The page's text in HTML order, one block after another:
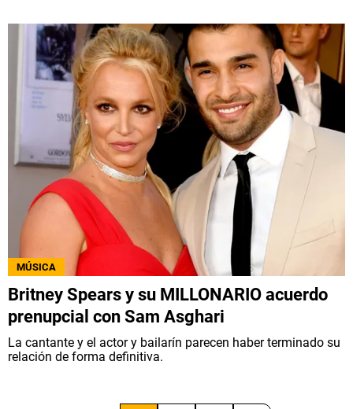
MÚSICA
Britney Spears y su MILLONARIO acuerdo
prenupcial con Sam Asghari
La cantante y el actor y bailarín parecen haber terminado su
relación de forma definitiva.